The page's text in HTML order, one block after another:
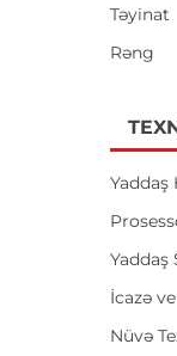
Təyinat
Rəng
Yaddaş
Yaddaş
İcazə
Nüvə